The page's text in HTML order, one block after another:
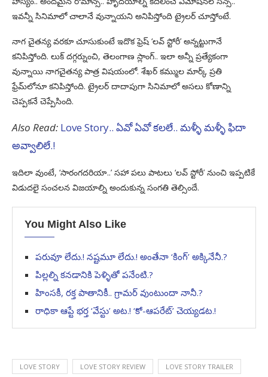
ఇవన్నీ సినిమాలో చాలానే వున్నాయని అనిపిస్తోంది ట్రైలర్ చూస్తోంటే.
నాగ చైతన్య వరకూ చూసుకుంటే ఇదొక ఫ్రెష్ ‘లవ్ స్టోరీ’ అన్నట్టుగానే
కనిపిస్తోంది. లుక్ దగ్గర్నుంచి, తెలంగాణ స్లాంగ్.. ఇలా అన్నీ ప్రత్యేకంగా
వున్నాయి నాగచైతన్య పాత్ర విషయంలో. శేఖర్ కమ్ముల మార్క్ ప్రతి
ఫ్రేమ్‌లోనూ కనిపిస్తోంది. ట్రైలర్ దాదాపుగా సినిమాలో అసలు కోణాన్ని
చెప్పకనే చెప్పేసింది.
Also Read: Love Story.. ఏవో ఏవో కలలే.. మళ్ళీ మళ్ళీ ఫిదా
అవ్వాలిలే.!
ఇదిలా వుంటే, ‘సారంగదరియా..’ సహా పలు పాటలు ‘లవ్ స్టోరీ’ నుంచి ఇప్పటికే
విడుదలై సంచలన విజయాల్ని అందుకున్న సంగతి తెల్సిందే.
You Might Also Like
పరువూ లేదు.! నష్టమూ లేదు.! అంతేనా ‘కింగ్’ అక్కినేనీ.?
పిల్లల్ని కనడానికి పెళ్ళితో పనేంటి.?
హింసకీ, రక్త పాతానికీ.. గ్రామర్ వుంటుందా నానీ.?
రాధికా ఆప్టే భర్త ‘వేస్టు’ అట.! ‘కో-ఆపరేట్’ చెయ్యడట.!
LOVE STORY LOVE STORY REVIEW LOVE STORY TRAILER